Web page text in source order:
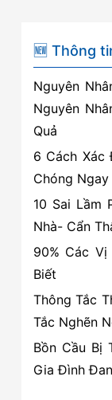
Lễ
–
Thủy
Nguyên,
Hải
Phòng
🆕 Thông
Nguyên
Nguyên
Quả
6 Cách Xác
Chóng Ngay
10 Sai Lầm
Nhà- Cẩn
90% Các
Biết
Thông Tắc
Tắc Nghẽn
Bồn Cầu Bị
Gia Đình